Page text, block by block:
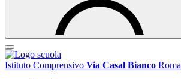
Istituto Comprensivo Via Casal Bianco Roma